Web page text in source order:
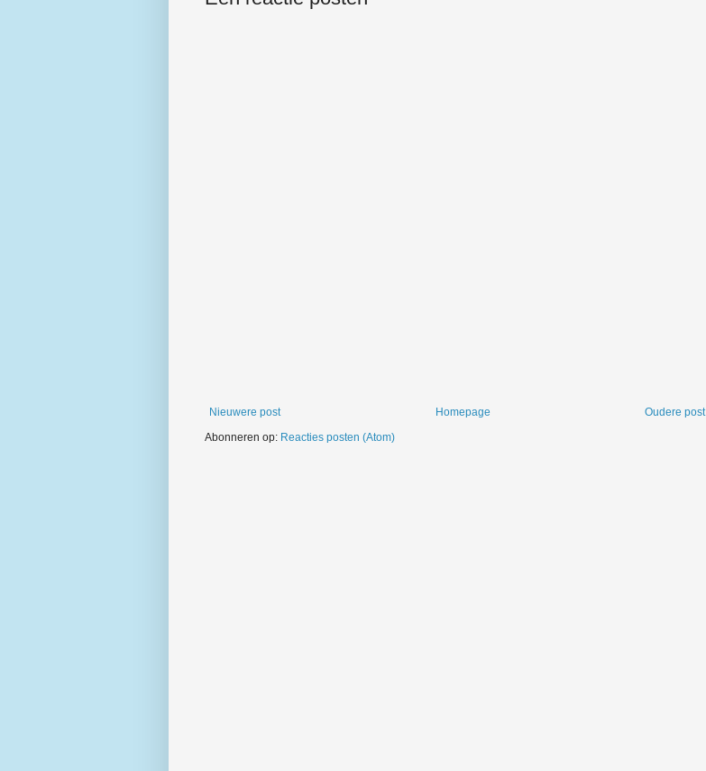
Nieuwere post Oudere post
Homepage
Abonneren op: Reacties posten (Atom)